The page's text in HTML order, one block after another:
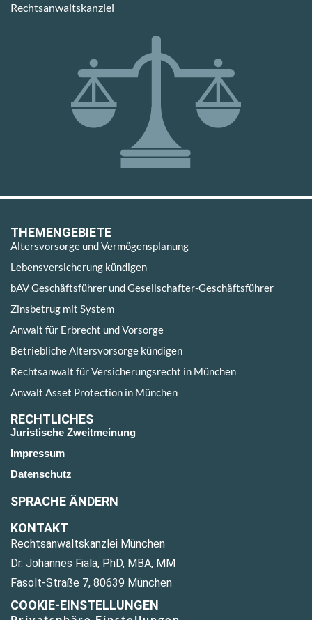
Rechtsanwaltskanzlei
THEMENGEBIETE
Altersvorsorge und Vermögensplanung
Lebensversicherung kündigen
bAV Geschäftsführer und Gesellschafter-Geschäftsführer
Zinsbetrug mit System
Anwalt für Erbrecht und Vorsorge
Betriebliche Altersvorsorge kündigen
Rechtsanwalt für Versicherungsrecht in München
Anwalt Asset Protection in München
RECHTLICHES
Juristische Zweitmeinung
Impressum
Datenschutz
SPRACHE ÄNDERN
KONTAKT
Rechtsanwaltskanzlei München
Dr. Johannes Fiala, PhD, MBA, MM
Fasolt-Straße 7, 80639 München
COOKIE-EINSTELLUNGEN